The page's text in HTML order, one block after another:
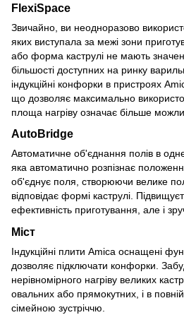
FlexiSpace
Звичайно, ви неодноразово
яких виступала за межі зони
або форма каструлі не мають
більшості доступних на ринку
індукційні конфорки в пристроях
що дозволяє максимально
площа нагріву означає більше
AutoBridge
Автоматичне об'єднання полів в
яка автоматично розпізнає
об'єднує поля, створюючи велике
відповідає формі каструлі.
ефективність приготування, але і
Міст
Індукційні плити Amica оснащені
дозволяє підключати конфорки.
нерівномірного нагріву великих
овальних або прямокутних, і в повній
сімейною зустріччю.